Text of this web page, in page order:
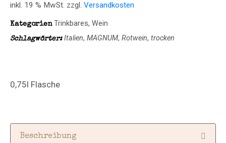
inkl. 19 % MwSt. zzgl. Versandkosten
Kategorien Trinkbares, Wein
Schlagwörter: Italien, MAGNUM, Rotwein, trocken
0,75l Flasche
Beschreibung